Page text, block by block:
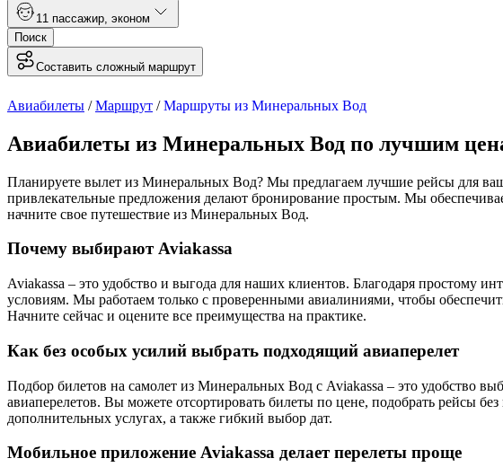
1 1 пассажир эконом
Поиск
Составить сложный маршрут
Авиабилеты /Маршрут /Маршруты из Минеральных Вод
Авиабилеты из Минеральных Вод по лучшим
Планируете вылет из Минеральных Вод? Мы предлагаем лучшие рейсы для
привлекательные предложения делают бронирование простым. Мы
начните свое путешествие из Минеральных Вод.
Почему выбирают Aviakassa
Aviakassa – это удобство и выгода для наших клиентов. Благодаря
условиям. Мы работаем только с проверенными авиалиниями, чтобы
Начните сейчас и оцените все преимущества на практике.
Как без особых усилий выбрать подходящий авиаперелет
Подбор билетов на самолет из Минеральных Вод с Aviakassa – это удобство
авиаперелетов. Вы можете отсортировать билеты по цене, подобрать рейсы
дополнительных услугах, а также гибкий выбор дат.
Мобильное приложение Aviakassa делает перелеты проще